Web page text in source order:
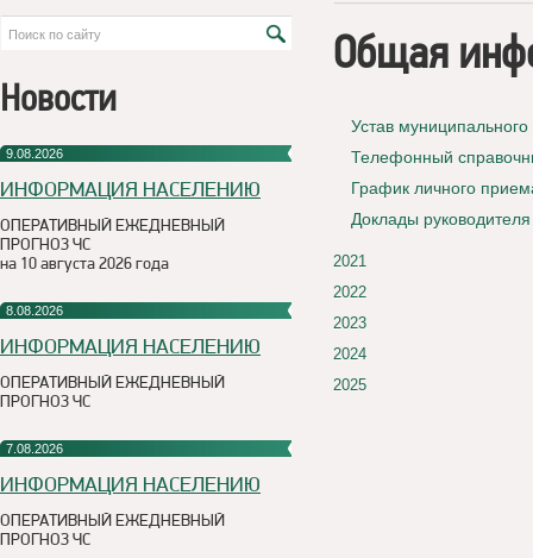
Новости
9.08.2026
ИНФОРМАЦИЯ НАСЕЛЕНИЮ
ОПЕРАТИВНЫЙ ЕЖЕДНЕВНЫЙ
ПРОГНОЗ ЧС
на 10 августа 2026 года
8.08.2026
ИНФОРМАЦИЯ НАСЕЛЕНИЮ
ОПЕРАТИВНЫЙ ЕЖЕДНЕВНЫЙ
ПРОГНОЗ ЧС
7.08.2026
ИНФОРМАЦИЯ НАСЕЛЕНИЮ
ОПЕРАТИВНЫЙ ЕЖЕДНЕВНЫЙ
ПРОГНОЗ ЧС
Общая
Устав муниципального
Телефонный
График личного
Доклады
2021
2022
2023
2024
2025